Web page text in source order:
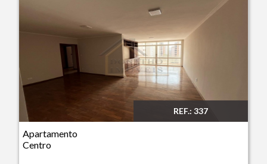
Imóvel: Apartamento - Centro - Ribeirão Preto REF.: 337
Apartamento
Centro